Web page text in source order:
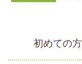
初めての